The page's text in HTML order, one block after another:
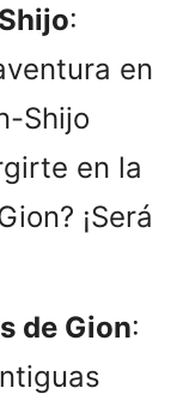
:
en
Shijo
en la
¡Será
de Gion: